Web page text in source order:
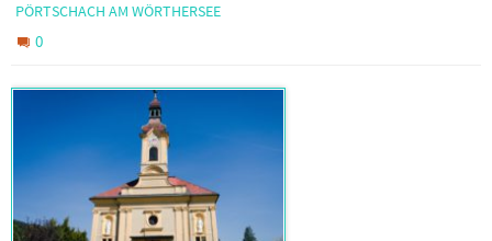
PÖRTSCHACH AM WÖRTHERSEE
0